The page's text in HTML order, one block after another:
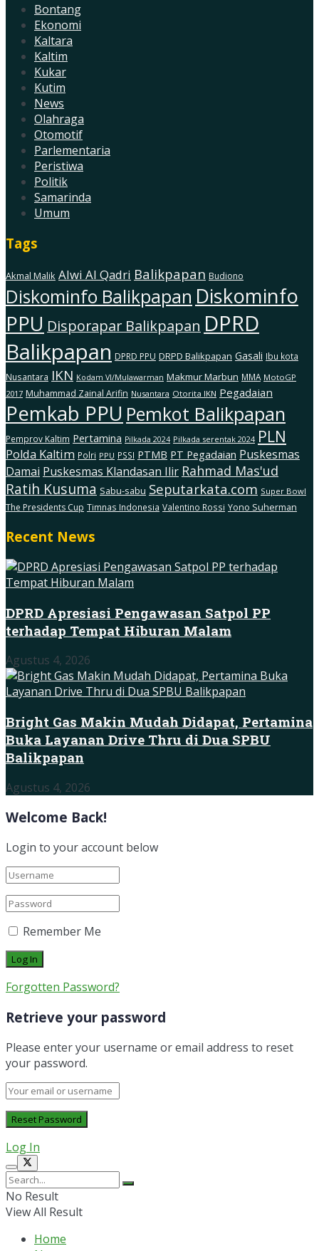
Bontang
Ekonomi
Kaltara
Kaltim
Kukar
Kutim
News
Olahraga
Otomotif
Parlementaria
Peristiwa
Politik
Samarinda
Umum
Tags
Akmal Malik Alwi Al Qadri Balikpapan Budiono
Diskominfo Balikpapan Diskominfo
PPU Disporapar Balikpapan DPRD
Balikpapan DPRD PPU DRPD Balikpapan Gasali Ibu kota
Nusantara IKN Kodam Vl/Mulawarman Makmur Marbun MMA MotoGP
2017 Muhammad Zainal Arifin Nusantara Otorita IKN Pegadaian
Pemkab PPU Pemkot Balikpapan
Pemprov Kaltim Pertamina Pilkada 2024 Pilkada serentak 2024 PLN
Polda Kaltim Polri PPU PSSI PTMB PT Pegadaian Puskesmas
Damai Puskesmas Klandasan Ilir Rahmad Mas'ud
Ratih Kusuma Sabu-sabu Seputarkata.com Super Bowl
The Presidents Cup Timnas Indonesia Valentino Rossi Yono Suherman
Recent News
DPRD Apresiasi Pengawasan Satpol PP
terhadap Tempat Hiburan Malam
Agustus 4, 2026
Bright Gas Makin Mudah Didapat, Pertamina
Buka Layanan Drive Thru di Dua SPBU
Balikpapan
Agustus 4, 2026
Welcome Back!
Login to your account below
Remember Me
Forgotten Password?
Retrieve your password
Please enter your username or email address to reset
your password.
Log In
No Result
View All Result
Home